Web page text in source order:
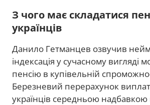
З чого має складатися
українців
Данило Гетманцев озвучив
індексація у сучасному
пенсію в купівельній
Березневий перерахунок
українців середньою надбавкою